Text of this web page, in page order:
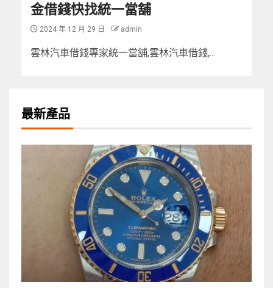
金借錢快找統一當舖
2024 年 12 月 29 日 admin
雲林汽車借錢專家統一當舖,雲林汽車借錢,...
最新產品